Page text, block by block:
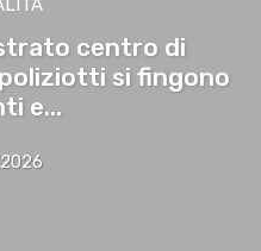
centro di
si fingono
e...